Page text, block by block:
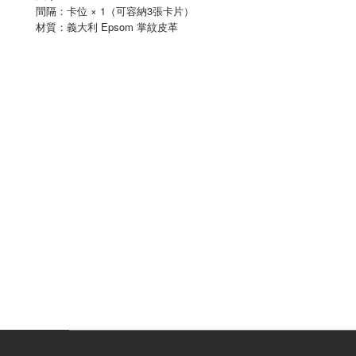
間隔：卡位 × 1（可容納3張卡片）
材質：義大利 Epsom 掌紋皮革